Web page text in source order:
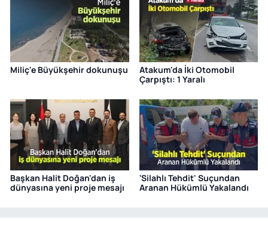
Miliç'e Büyükşehir dokunuşu
Atakum'da İki Otomobil
Çarpıştı: 1 Yaralı
Başkan Halit Doğan'dan iş
dünyasına yeni proje mesajı
'Silahlı Tehdit' Suçundan
Aranan Hükümlü Yakalandı